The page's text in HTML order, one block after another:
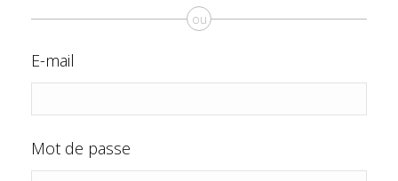
ou
E-mail
Mot de passe